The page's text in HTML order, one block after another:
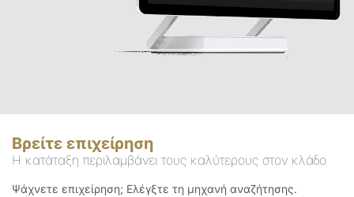
Βρείτε επιχείρηση
Η κατάταξη περιλαμβάνει τους καλύτερους στον κλάδο
Ψάχνετε επιχείρηση; Ελέγξτε τη μηχανή αναζήτησης.